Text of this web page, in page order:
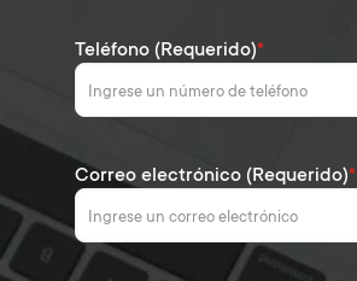
Teléfono (Requerido)*
Correo electrónico (Requerido)*